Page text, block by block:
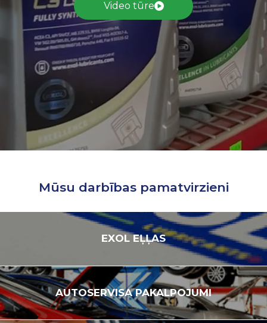
Video tūre
Mūsu darbības pamatvirzieni
EXOLEĻĻAS
AUTOSERVISAPAKALPOJUMI